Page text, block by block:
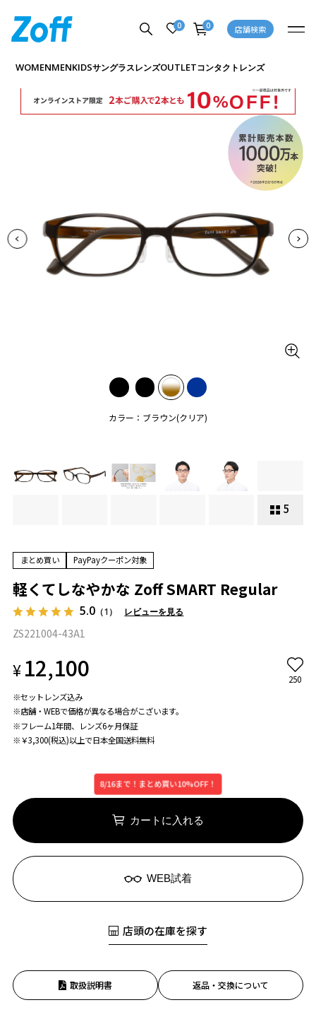
0 0 店舗検索
WOMENMENKIDSサングラスレンズOUTLETコンタクトレンズ
カラー：ブラウン(クリア)
5
商品詳細ページへ
まとめ買い PayPayクーポン対象
軽くてしなやかな Zoff SMART Regular
5.0 （1） レビューを見る
ZS221004-43A1
¥12,100
250
※セットレンズ込み
※店舗・WEBで価格が異なる場合がこざいます。
※フレーム1年間、レンズ6ヶ月保証
※￥3,300(税込)以上で日本全国送料無料
8/16まで！まとめ買い10%OFF！
カートに入れる
WEB試着
店頭の在庫を探す
取扱説明書 返品・交換について